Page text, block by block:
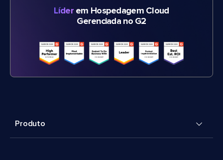
Líderem Hospedagem Cloud
Gerenciada no G2
Produto